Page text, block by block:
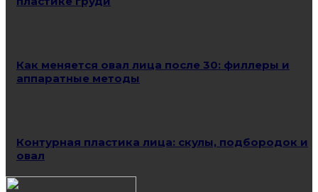
Как меняется овал лица после 30: филлеры и
аппаратные методы
Контурная пластика лица: скулы, подбородок и
овал